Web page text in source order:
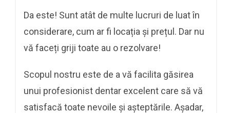
Da este! Sunt atât de multe lucruri de luat în
considerare, cum ar fi locația și prețul. Dar nu
vă faceți griji toate au o rezolvare!
Scopul nostru este de a vă facilita găsirea
unui profesionist dentar excelent care să vă
satisfacă toate nevoile și așteptările. Așadar,